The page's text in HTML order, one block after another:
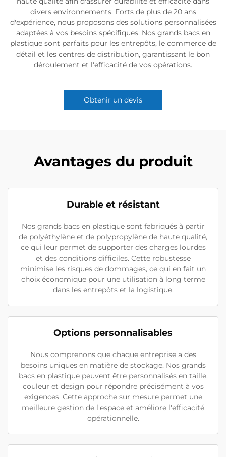
divers environnements. Forts de plus de 20 ans
d'expérience, nous proposons des solutions personnalisées
adaptées à vos besoins spécifiques. Nos grands bacs en
plastique sont parfaits pour les entrepôts, le commerce de
détail et les centres de distribution, garantissant le bon
déroulement et l'efficacité de vos opérations.
Obtenir un devis
Avantages du produit
Durable et résistant
Nos grands bacs en plastique sont fabriqués à partir
de polyéthylène et de polypropylène de haute qualité,
ce qui leur permet de supporter des charges lourdes
et des conditions difficiles. Cette robustesse
minimise les risques de dommages, ce qui en fait un
choix économique pour une utilisation à long terme
dans les entrepôts et la logistique.
Options personnalisables
Nous comprenons que chaque entreprise a des
besoins uniques en matière de stockage. Nos grands
bacs en plastique peuvent être personnalisés en taille,
couleur et design pour répondre précisément à vos
exigences. Cette approche sur mesure permet une
meilleure gestion de l'espace et améliore l'efficacité
opérationnelle.